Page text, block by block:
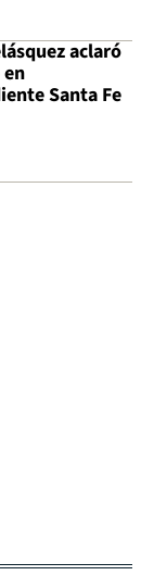
aclaró
Santa Fe